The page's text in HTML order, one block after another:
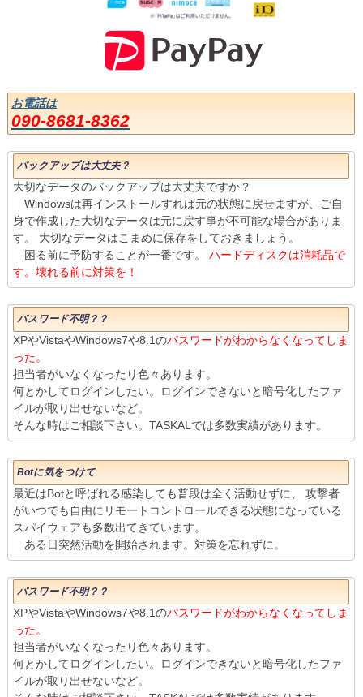
お電話は
090-8681-8362
バックアップは大丈夫？
大切なデータのバックアップは大丈夫ですか？
Windowsは再インストールすれば元の状態に戻せますが、ご自
身で作成した大切なデータは元に戻す事が不可能な場合がありま
す。 大切なデータはこまめに保存をしておきましょう。
困る前に予防することが一番です。 ハードディスクは消耗品で
す。壊れる前に対策を！
パスワード不明？？
XPやVistaやWindows7や8.1のパスワードがわからなくなってしま
った。
担当者がいなくなったり色々あります。
何とかしてログインしたい。ログインできないと暗号化したファ
イルが取り出せないなど。
そんな時はご相談下さい。TASKALでは多数実績があります。
Botに気をつけて
最近はBotと呼ばれる感染しても普段は全く活動せずに、 攻撃者
がいつでも自由にリモートコントロールできる状態になっている
スパイウェアも多数出てきています。
ある日突然活動を開始されます。対策を忘れずに。
パスワード不明？？
XPやVistaやWindows7や8.1のパスワードがわからなくなってしま
った。
担当者がいなくなったり色々あります。
何とかしてログインしたい。ログインできないと暗号化したファ
イルが取り出せないなど。